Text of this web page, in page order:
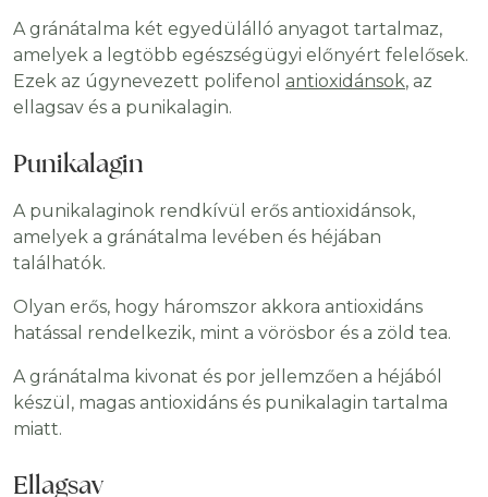
A gránátalma két egyedülálló anyagot tartalmaz,
amelyek a legtöbb egészségügyi előnyért felelősek.
Ezek az úgynevezett polifenol antioxidánsok, az
ellagsav és a punikalagin.
Punikalagin
A punikalaginok rendkívül erős antioxidánsok,
amelyek a gránátalma levében és héjában
találhatók.
Olyan erős, hogy háromszor akkora antioxidáns
hatással rendelkezik, mint a vörösbor és a zöld tea.
A gránátalma kivonat és por jellemzően a héjából
készül, magas antioxidáns és punikalagin tartalma
miatt.
Ellagsav